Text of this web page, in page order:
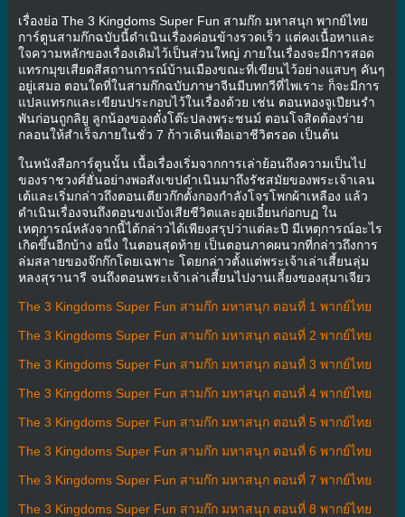
เรื่องย่อ The 3 Kingdoms Super Fun สามก๊ก มหาสนุก พากย์ไทย
การ์ตูนสามก๊กฉบับนี้ดำเนินเรื่องค่อนข้างรวดเร็ว แต่คงเนื้อหาและ
ใจความหลักของเรื่องเดิมไว้เป็นส่วนใหญ่ ภายในเรื่องจะมีการสอด
แทรกมุขเสียดสีสถานการณ์บ้านเมืองขณะที่เขียนไว้อย่างแสบๆ คันๆ
อยู่เสมอ ตอนใดที่ในสามก๊กฉบับภาษาจีนมีบทกวีที่ไพเราะ ก็จะมีการ
แปลแทรกและเขียนประกอบไว้ในเรื่องด้วย เช่น ตอนหองจูเปียนรำ
พันก่อนถูกลิยู ลูกน้องของตั๋งโต๊ะปลงพระชนม์ ตอนโจสิดต้องร่าย
กลอนให้สำเร็จภายในชั่ว 7 ก้าวเดินเพื่อเอาชีวิตรอด เป็นต้น
ในหนังสือการ์ตูนนั้น เนื้อเรื่องเริ่มจากการเล่าย้อนถึงความเป็นไป
ของราชวงศ์ฮั่นอย่างพอสังเขปดำเนินมาถึงรัชสมัยของพระเจ้าเลน
เต้และเริ่มกล่าวถึงตอนเตียวก๊กตั้งกองกำลังโจรโพกผ้าเหลือง แล้ว
ดำเนินเรื่องจนถึงตอนขงเบ้งเสียชีวิตและอุยเอี๋ยนก่อกบฏ ใน
เหตุการณ์หลังจากนี้ได้กล่าวได้เพียงสรุปว่าแต่ละปี มีเหตุการณ์อะไร
เกิดขึ้นอีกบ้าง อนึ่ง ในตอนสุดท้าย เป็นตอนภาคผนวกที่กล่าวถึงการ
ล่มสลายของจ๊กก๊กโดยเฉพาะ โดยกล่าวตั้งแต่พระเจ้าเล่าเสี้ยนลุ่ม
หลงสุรานารี จนถึงตอนพระเจ้าเล่าเสี้ยนไปงานเลี้ยงของสุมาเจียว
The 3 Kingdoms Super Fun สามก๊ก มหาสนุก ตอนที่ 1 พากย์ไทย
The 3 Kingdoms Super Fun สามก๊ก มหาสนุก ตอนที่ 2 พากย์ไทย
The 3 Kingdoms Super Fun สามก๊ก มหาสนุก ตอนที่ 3 พากย์ไทย
The 3 Kingdoms Super Fun สามก๊ก มหาสนุก ตอนที่ 4 พากย์ไทย
The 3 Kingdoms Super Fun สามก๊ก มหาสนุก ตอนที่ 5 พากย์ไทย
The 3 Kingdoms Super Fun สามก๊ก มหาสนุก ตอนที่ 6 พากย์ไทย
The 3 Kingdoms Super Fun สามก๊ก มหาสนุก ตอนที่ 7 พากย์ไทย
The 3 Kingdoms Super Fun สามก๊ก มหาสนุก ตอนที่ 8 พากย์ไทย